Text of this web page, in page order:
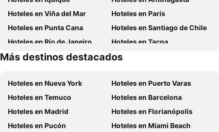
Hoteles en Viña del Mar
Hoteles en París
Hoteles en Punta Cana
Hoteles en Santiago de Chile
Hoteles en Río de Janeiro
Hoteles en Tacna
Hoteles en Aruba
Hoteles en Brasil
Más destinos destacados
Hoteles en Nueva York
Hoteles en Puerto Varas
Hoteles en Temuco
Hoteles en Barcelona
Hoteles en Madrid
Hoteles en Florianópolis
Hoteles en Pucón
Hoteles en Miami Beach